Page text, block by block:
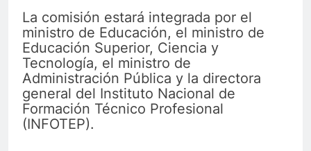
La comisión estará integrada por el
ministro de Educación, el ministro de
Educación Superior, Ciencia y
Tecnología, el ministro de
Administración Pública y la directora
general del Instituto Nacional de
Formación Técnico Profesional
(INFOTEP).